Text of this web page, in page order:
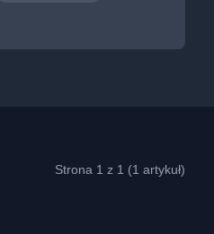
Strona 1 z 1 (1 artykuł)